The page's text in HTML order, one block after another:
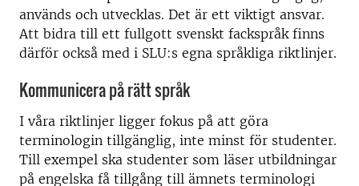
används och utvecklas. Det är ett viktigt ansvar.
Att bidra till ett fullgott svenskt fackspråk finns
därför också med i SLU:s egna språkliga riktlinjer.
Kommunicera på rätt språk
I våra riktlinjer ligger fokus på att göra
terminologin tillgänglig, inte minst för studenter.
Till exempel ska studenter som läser utbildningar
på engelska få tillgång till ämnets terminologi